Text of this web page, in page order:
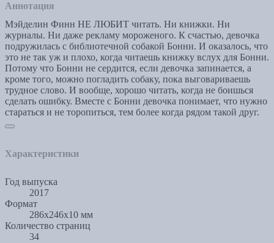
Аннотация
Мэйделин Финн НЕ ЛЮБИТ читать. Ни книжки. Ни
журналы. Ни даже рекламу мороженого. К счастью, девочка
подружилась с библиотечной собакой Бонни. И оказалось, что
это не так уж и плохо, когда читаешь книжку вслух для Бонни.
Потому что Бонни не сердится, если девочка запинается, а
кроме того, можно погладить собаку, пока выговариваешь
трудное слово. И вообще, хорошо читать, когда не боишься
сделать ошибку. Вместе с Бонни девочка понимает, что нужно
стараться и не торопиться, тем более когда рядом такой друг.
Характеристики
Год выпуска
2017
Формат
286x246x10 мм
Количество страниц
34